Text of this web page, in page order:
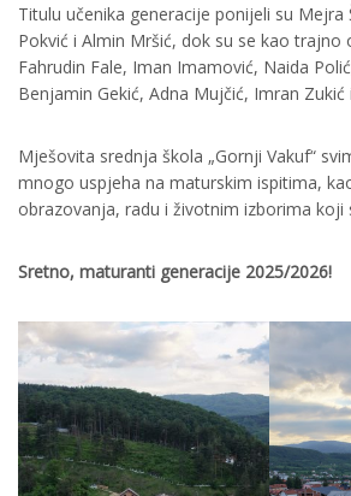
Titulu učenika generacije ponijeli su Mejra
Pokvić i Almin Mršić, dok su se kao trajno
Fahrudin Fale, Iman Imamović, Naida
Benjamin Gekić, Adna Mujčić, Imran Zukić
Mješovita srednja škola „Gornji Vakuf“
mnogo uspjeha na maturskim ispitima,
obrazovanja, radu i životnim izborima koji
Sretno, maturanti generacije 2025/2026!